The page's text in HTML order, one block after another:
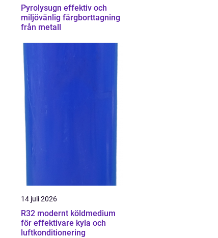
Pyrolysugn effektiv och
miljövänlig färgborttagning
från metall
14 juli 2026
R32 modernt köldmedium
för effektivare kyla och
luftkonditionering